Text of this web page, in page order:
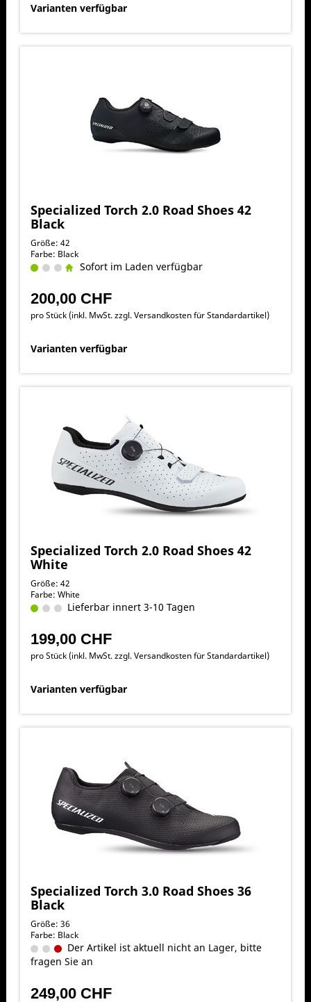
Varianten verfügbar
Specialized Torch 2.0 Road Shoes 42
Black
Größe: 42
Farbe: Black
Sofort im Laden verfügbar
200,00 CHF
pro Stück (inkl. MwSt. zzgl.Versandkosten für Standardartikel)
Varianten verfügbar
Specialized Torch 2.0 Road Shoes 42
White
Größe: 42
Farbe: White
Lieferbar innert 3-10 Tagen
199,00 CHF
pro Stück (inkl. MwSt. zzgl.Versandkosten für Standardartikel)
Varianten verfügbar
Specialized Torch 3.0 Road Shoes 36
Black
Größe: 36
Farbe: Black
Der Artikel ist aktuell nicht an Lager, bitte
fragen Sie an
249,00 CHF